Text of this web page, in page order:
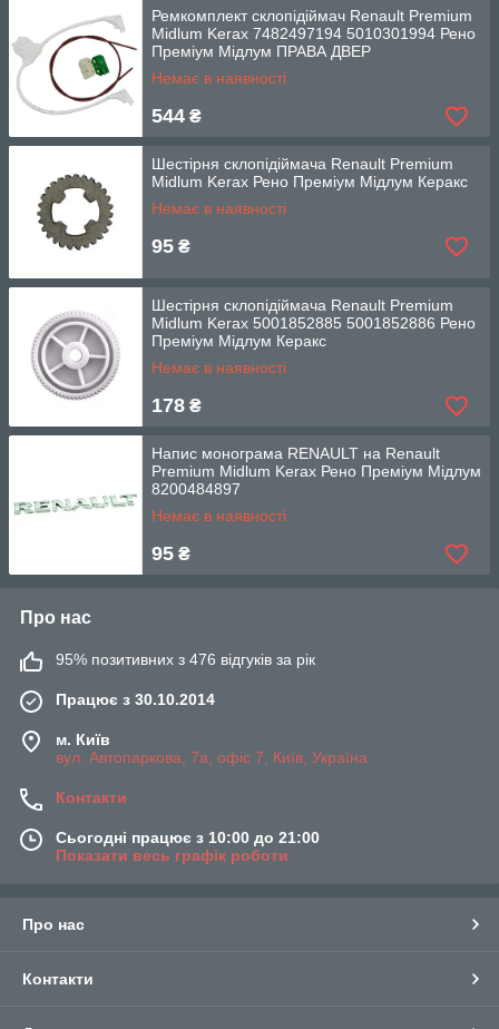
Ремкомплект склопідіймач Renault Premium
Midlum Kerax 7482497194 5010301994 Рено
Преміум Мідлум ПРАВА ДВЕР
Немає в наявності
544 ₴
Шестірня склопідіймача Renault Premium
Midlum Kerax Рено Преміум Мідлум Керакс
Немає в наявності
95 ₴
Шестірня склопідіймача Renault Premium
Midlum Kerax 5001852885 5001852886 Рено
Преміум Мідлум Керакс
Немає в наявності
178 ₴
Напис монограма RENAULT на Renault
Premium Midlum Kerax Рено Преміум Мідлум
8200484897
Немає в наявності
95 ₴
Про нас
95% позитивних з 476 відгуків за рік
Працює з 30.10.2014
м. Київ
вул. Автопаркова, 7а, офіс 7, Київ, Україна
Контакти
Сьогодні працює з 10:00 до 21:00
Показати весь графік роботи
Про нас
Контакти